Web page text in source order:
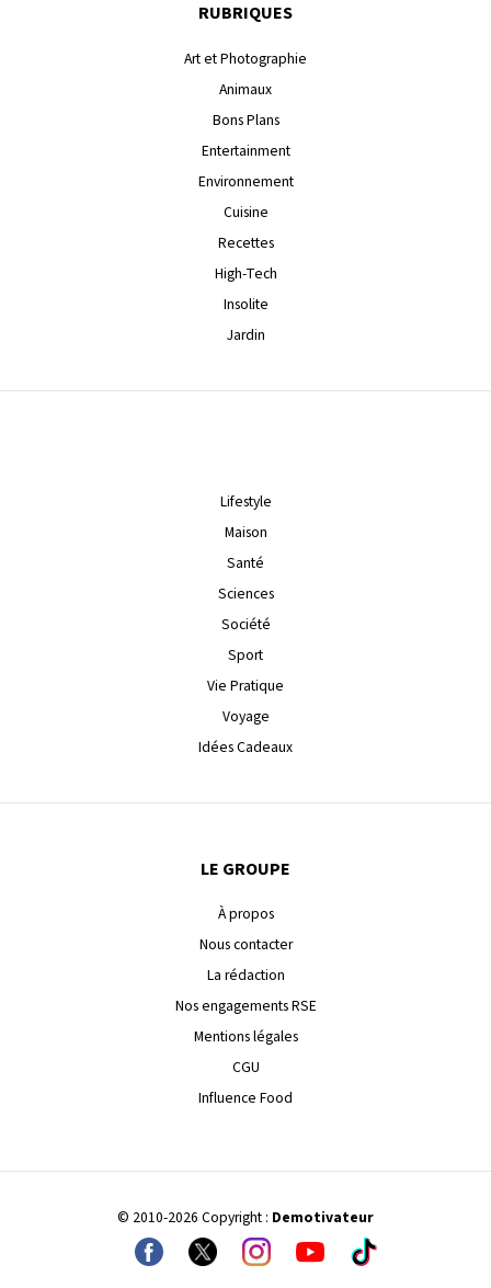
RUBRIQUES
Art et Photographie
Animaux
Bons Plans
Entertainment
Environnement
Cuisine
Recettes
High-Tech
Insolite
Jardin
Lifestyle
Maison
Santé
Sciences
Société
Sport
Vie Pratique
Voyage
Idées Cadeaux
LE GROUPE
À propos
Nous contacter
La rédaction
Nos engagements RSE
Mentions légales
CGU
Influence Food
© 2010-2026 Copyright : Demotivateur